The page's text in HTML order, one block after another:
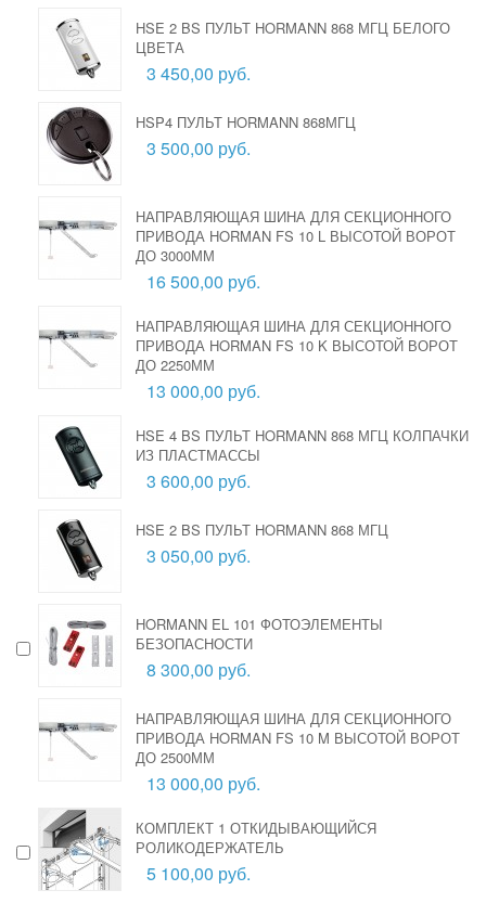
HSE 2 BS ПУЛЬТ HORMANN 868 МГЦ БЕЛОГО
ЦВЕТА
3 450,00 руб.
HSP4 ПУЛЬТ HORMANN 868МГЦ
3 500,00 руб.
НАПРАВЛЯЮЩАЯ ШИНА ДЛЯ СЕКЦИОННОГО
ПРИВОДА HORMAN FS 10 L ВЫСОТОЙ ВОРОТ
ДО 3000ММ
16 500,00 руб.
НАПРАВЛЯЮЩАЯ ШИНА ДЛЯ СЕКЦИОННОГО
ПРИВОДА HORMAN FS 10 K ВЫСОТОЙ ВОРОТ
ДО 2250ММ
13 000,00 руб.
HSE 4 BS ПУЛЬТ HORMANN 868 МГЦ КОЛПАЧКИ
ИЗ ПЛАСТМАССЫ
3 600,00 руб.
HSE 2 BS ПУЛЬТ HORMANN 868 МГЦ
3 050,00 руб.
HORMANN EL 101 ФОТОЭЛЕМЕНТЫ
БЕЗОПАСНОСТИ
8 300,00 руб.
НАПРАВЛЯЮЩАЯ ШИНА ДЛЯ СЕКЦИОННОГО
ПРИВОДА HORMAN FS 10 M ВЫСОТОЙ ВОРОТ
ДО 2500ММ
13 000,00 руб.
КОМПЛЕКТ 1 ОТКИДЫВАЮЩИЙСЯ
РОЛИКОДЕРЖАТЕЛЬ
5 100,00 руб.